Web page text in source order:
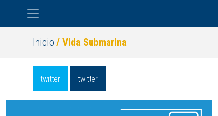
Inicio / Vida Submarina
twitter twitter